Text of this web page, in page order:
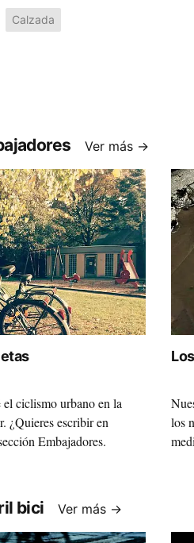
Calzada
Ver más →
ciclismo urbano en la
¿Quieres escribir en
Embajadores.
los
bici Ver más →